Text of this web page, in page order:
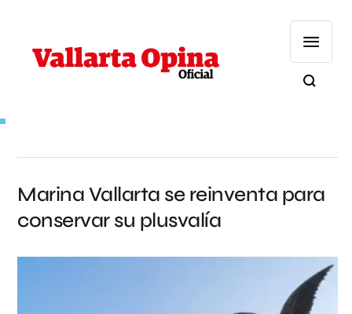
Marina Vallarta se reinventa para
conservar su plusvalía